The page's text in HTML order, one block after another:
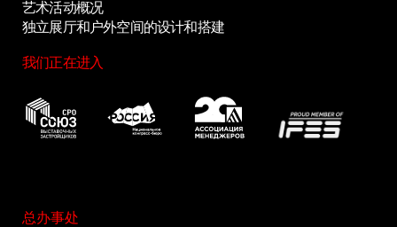
艺术活动概况
独立展厅和户外空间的设计和搭建
我们正在进入
总办事处